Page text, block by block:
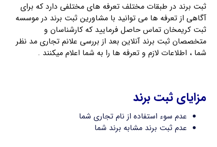
ثبت برند در طبقات مختلف تعرفه های مختلفی دارد که برای
آگاهی از تعرفه ها می توانید با مشاورین ثبت برند در موسسه
ثبت کریمخان تماس حاصل فرمایید که کارشناسان و
متخصصان ثبت برند آنلاین بعد از بررسی علانم تجاری مد نظر
شما ، اطلاعات لازم و تعرفه ها را به شما اعلام میکنند .
مزایای ثبت برند
عدم سوء استفاده از نام تجاری شما
عدم ثبت برند مشابه برند شما